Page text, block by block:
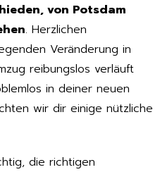
von Potsdam
. Herzlichen
Veränderung in
reibungslos verläuft
in deiner neuen
wir dir einige nützliche
die richtigen